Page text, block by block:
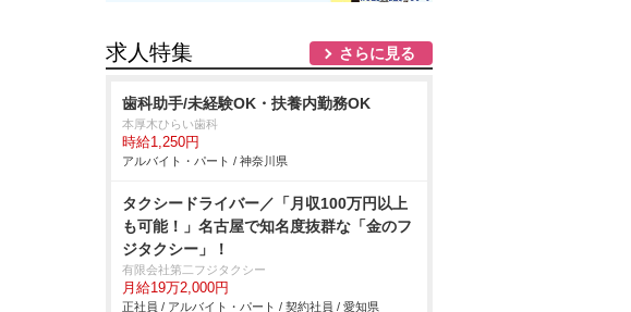
求人特集 さらに見る
歯科助手/未経験OK・扶養内勤務OK
本厚木ひらい歯科
時給1,250円
アルバイト・パート / 神奈川県
タクシードライバー／「月収100万円以上
も可能！」名古屋で知名度抜群な「金のフ
ジタクシー」！
有限会社第二フジタクシー
月給19万2,000円
正社員 / アルバイト・パート / 契約社員 / 愛知県